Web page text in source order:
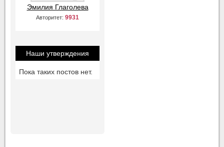
Эмилия Глаголева
Авторитет: 9931
Наши утверждения
Пока таких постов нет.